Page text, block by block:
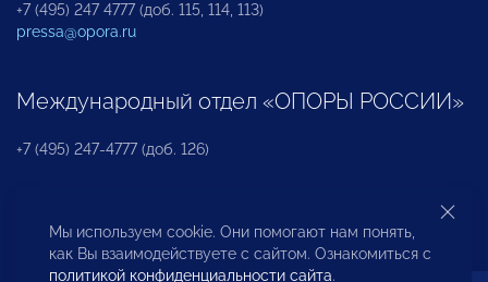
+7 (495) 247 4777 (доб. 115, 114, 113)
pressa@opora.ru
Международный отдел «ОПОРЫ РОССИИ»
+7 (495) 247-4777 (доб. 126)
Бюро по защите прав предпринимателей и
инвесторов
Мы используем cookie. Они помогают нам понять,
как Вы взаимодействуете с сайтом. Ознакомиться с
политикой конфиденциальности сайта.